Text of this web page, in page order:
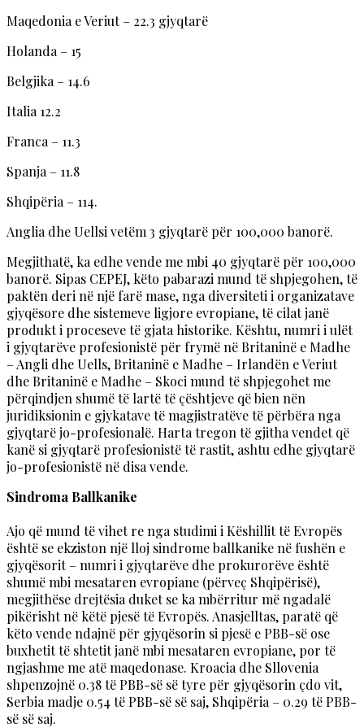
Maqedonia e Veriut – 22.3 gjyqtarë
Holanda – 15
Belgjika – 14.6
Italia 12.2
Franca – 11.3
Spanja – 11.8
Shqipëria – 114.
Anglia dhe Uellsi vetëm 3 gjyqtarë për 100,000 banorë.
Megjithatë, ka edhe vende me mbi 40 gjyqtarë për 100,000
banorë. Sipas CEPEJ, këto pabarazi mund të shpjegohen, të
paktën deri në një farë mase, nga diversiteti i organizatave
gjyqësore dhe sistemeve ligjore evropiane, të cilat janë
produkt i proceseve të gjata historike. Kështu, numri i ulët
i gjyqtarëve profesionistë për frymë në Britaninë e Madhe
– Angli dhe Uells, Britaninë e Madhe – Irlandën e Veriut
dhe Britaninë e Madhe – Skoci mund të shpjegohet me
përqindjen shumë të lartë të çështjeve që bien nën
juridiksionin e gjykatave të magjistratëve të përbëra nga
gjyqtarë jo-profesionalë. Harta tregon të gjitha vendet që
kanë si gjyqtarë profesionistë të rastit, ashtu edhe gjyqtarë
jo-profesionistë në disa vende.
Sindroma Ballkanike
Ajo që mund të vihet re nga studimi i Këshillit të Evropës
është se ekziston një lloj sindrome ballkanike në fushën e
gjyqësorit – numri i gjyqtarëve dhe prokurorëve është
shumë mbi mesataren evropiane (përveç Shqipërisë),
megjithëse drejtësia duket se ka mbërritur më ngadalë
pikërisht në këtë pjesë të Evropës. Anasjelltas, paratë që
këto vende ndajnë për gjyqësorin si pjesë e PBB-së ose
buxhetit të shtetit janë mbi mesataren evropiane, por të
ngjashme me atë maqedonase. Kroacia dhe Sllovenia
shpenzojnë 0.38 të PBB-së së tyre për gjyqësorin çdo vit,
Serbia madje 0.54 të PBB-së së saj, Shqipëria – 0.29 të PBB-
së së saj.